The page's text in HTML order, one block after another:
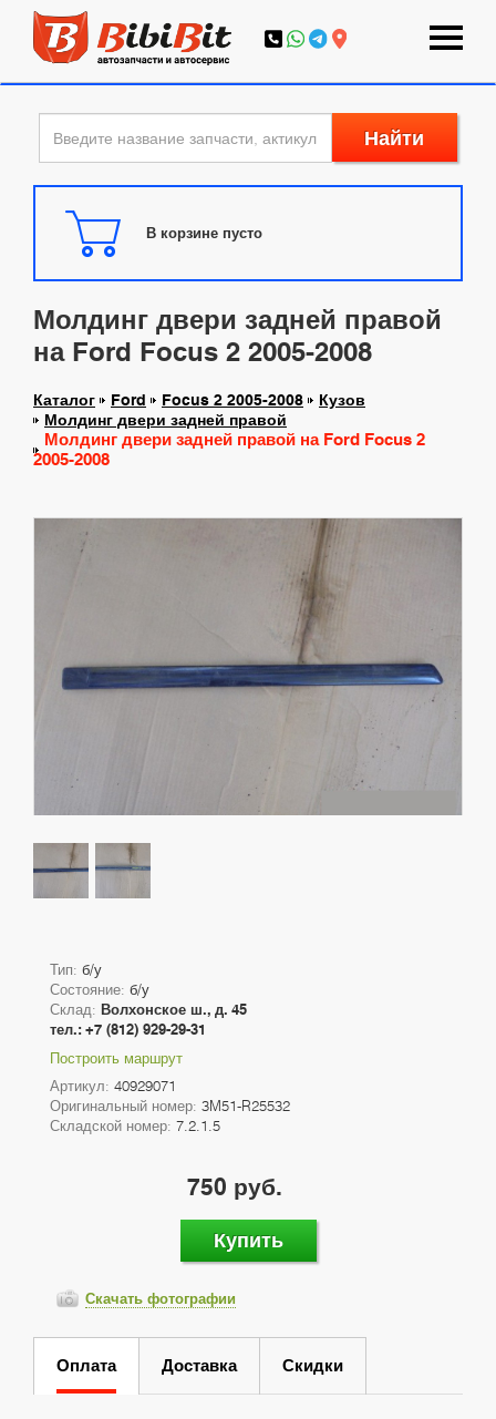
Найти
В корзине пусто
Молдинг двери задней правой
на Ford Focus 2 2005-2008
Каталог Ford Focus 2 2005-2008
Кузов
Молдинг двери задней правой
Молдинг двери задней правой на Ford Focus 2
2005-2008
Тип: б/у
Состояние: б/у
Склад: Волхонское ш., д. 45
тел.: +7 (812) 929-29-31
Построить маршрут
Артикул: 40929071
Оригинальный номер: 3M51-R25532
Складской номер: 7.2.1.5
750 руб.
Купить
Скачать фотографии
Оплата Доставка Скидки